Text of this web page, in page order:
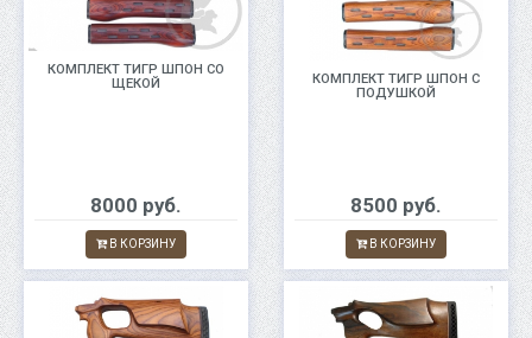
КОМПЛЕКТ ТИГР ШПОН СО
ЩЕКОЙ
8000 руб.
В КОРЗИНУ
КОМПЛЕКТ ТИГР ШПОН С
ПОДУШКОЙ
8500 руб.
В КОРЗИНУ